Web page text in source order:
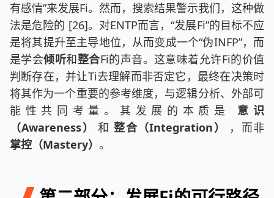
有感情”来发展Fi。然而，搜索结果警示我们，这种做
法是危险的 [26]。对ENTP而言，“发展Fi”的目标不应
是将其提升至主导地位，从而变成一个“伪INFP”，而
是学会倾听和整合Fi的声音。这意味着允许Fi的价值
判断存在，并让Ti去理解而非否定它，最终在决策时
将其作为一个重要的参考维度，与逻辑分析、外部可
能性共同考量。其发展的本质是 意识
（Awareness）
和整合（Integration）
，而非
掌控（Mastery） 。